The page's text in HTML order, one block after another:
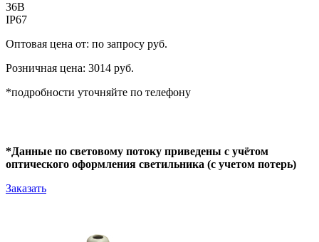
36В
IP67
Оптовая цена от: по запросу руб.
Розничная цена: 3014 руб.
*подробности уточняйте по телефону
*Данные по световому потоку приведены с учётом
оптического оформления светильника (с учетом потерь)
Заказать